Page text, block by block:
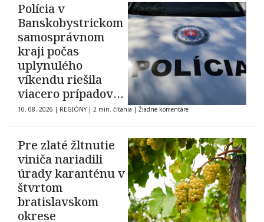
Polícia v
Banskobystrickom
samosprávnom
kraji počas
uplynulého
víkendu riešila
viacero prípadov
domáceho násilia
10. 08. 2026 | REGIÓNY | 2 min. čítania | Žiadne komentáre
Pre zlaté žltnutie
viniča nariadili
úrady karanténu v
štvrtom
bratislavskom
okrese